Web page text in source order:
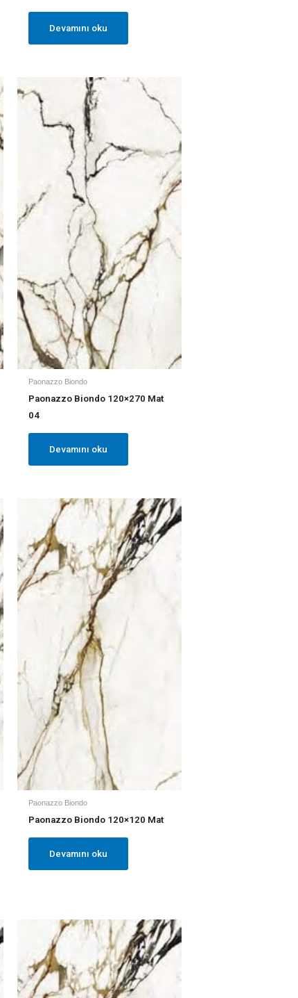
Devamını oku
Paonazzo Biondo
Paonazzo Biondo 120×270 Mat
04
Devamını oku
Paonazzo Biondo
Paonazzo Biondo 120×120 Mat
Devamını oku